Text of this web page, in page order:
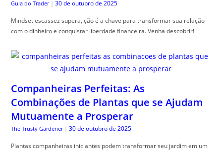
Guia do Trader | 30 de outubro de 2025
Mindset escassez supera, ção é a chave para transformar sua relação
com o dinheiro e conquistar liberdade financeira. Venha descobrir!
Companheiras Perfeitas: As
Combinações de Plantas que se Ajudam
Mutuamente a Prosperar
The Trusty Gardener | 30 de outubro de 2025
Plantas companheiras iniciantes podem transformar seu jardim em um